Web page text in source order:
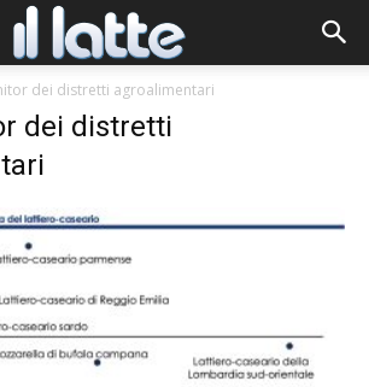
dei distretti agroalimentari
dei distretti